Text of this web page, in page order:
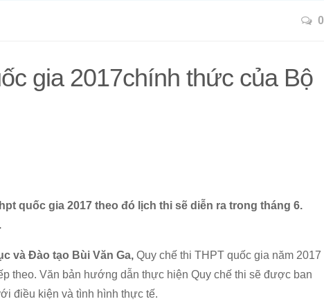
0
gia 2017chính thức của Bộ
quốc gia 2017 theo đó lịch thi sẽ diễn ra trong tháng 6.
và Đào tạo Bùi Văn Ga, Quy chế thi THPT quốc gia năm 2017
theo. Văn bản hướng dẫn thực hiện Quy chế thi sẽ được ban
điều kiện và tình hình thực tế.